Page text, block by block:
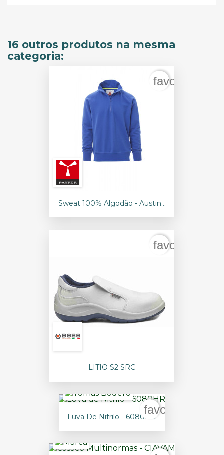
16 outros produtos na mesma
categoria:
Sweat 100% Algodão - Austin...
LITIO S2 SRC
Luva De Nitrilo - 6080HR
favorite_border